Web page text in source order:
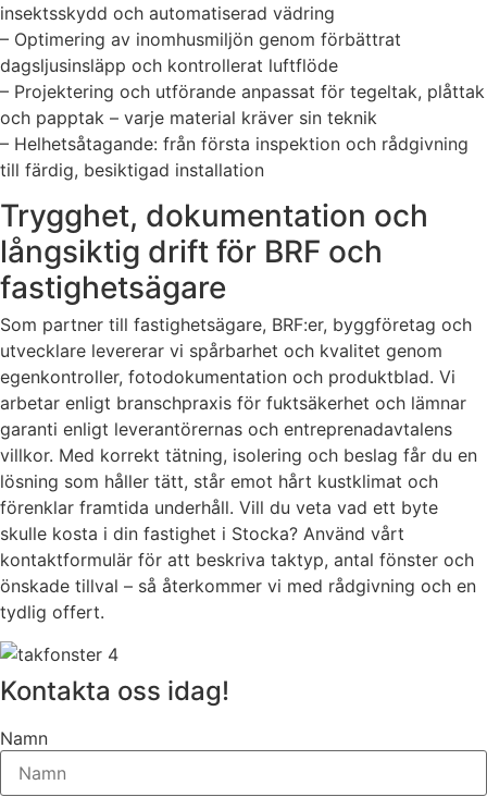
insektsskydd och automatiserad vädring
– Optimering av inomhusmiljön genom förbättrat
dagsljusinsläpp och kontrollerat luftflöde
– Projektering och utförande anpassat för tegeltak, plåttak
och papptak – varje material kräver sin teknik
– Helhetsåtagande: från första inspektion och rådgivning
till färdig, besiktigad installation
Trygghet, dokumentation och
långsiktig drift för BRF och
fastighetsägare
Som partner till fastighetsägare, BRF:er, byggföretag och
utvecklare levererar vi spårbarhet och kvalitet genom
egenkontroller, fotodokumentation och produktblad. Vi
arbetar enligt branschpraxis för fuktsäkerhet och lämnar
garanti enligt leverantörernas och entreprenadavtalens
villkor. Med korrekt tätning, isolering och beslag får du en
lösning som håller tätt, står emot hårt kustklimat och
förenklar framtida underhåll. Vill du veta vad ett byte
skulle kosta i din fastighet i Stocka? Använd vårt
kontaktformulär för att beskriva taktyp, antal fönster och
önskade tillval – så återkommer vi med rådgivning och en
tydlig offert.
Kontakta oss idag!
Namn